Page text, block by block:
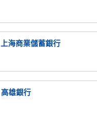
上海商業儲蓄銀行
高雄銀行